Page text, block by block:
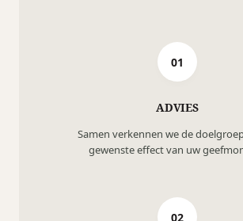
01
ADVIES
Samen verkennen we de
gewenste effect van uw
02